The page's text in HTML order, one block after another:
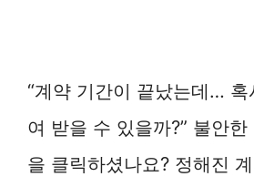
“계약 기간이 끝났는데…
여 받을 수 있을까?” 불안
을 클릭하셨나요? 정해진